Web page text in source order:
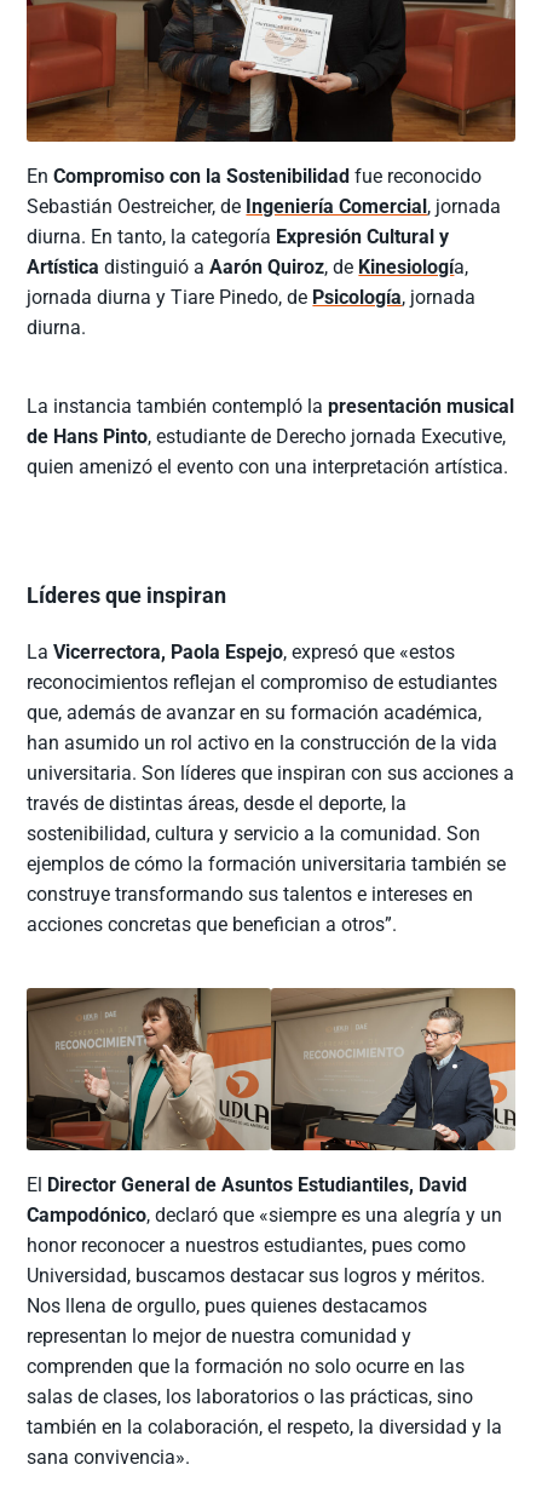
EnCompromiso con la Sostenibilidad fue reconocido
Sebastián Oestreicher, de Ingeniería Comercial, jornada
diurna. En tanto, la categoría Expresión Cultural y
Artística distinguió aAarón Quiroz, de Kinesiología,
jornada diurna y Tiare Pinedo, de Psicología, jornada
diurna.
La instancia también contempló lapresentación musical
de Hans Pinto, estudiante de Derecho jornada Executive,
quien amenizó el evento con una interpretación artística.
Líderes que inspiran
LaVicerrectora, Paola Espejo, expresó que «estos
reconocimientos reflejan el compromiso de estudiantes
que, además de avanzar en su formación académica,
han asumido un rol activo en la construcción de la vida
universitaria. Son líderes que inspiran con sus acciones a
través de distintas áreas, desde el deporte, la
sostenibilidad, cultura y servicio a la comunidad. Son
ejemplos de cómo la formación universitaria también se
construye transformando sus talentos e intereses en
acciones concretas que benefician a otros”.
El Director General de Asuntos Estudiantiles, David
Campodónico, declaró que «siempre es una alegría y un
honor reconocer a nuestros estudiantes, pues como
Universidad, buscamos destacar sus logros y méritos.
Nos llena de orgullo, pues quienes destacamos
representan lo mejor de nuestra comunidad y
comprenden que la formación no solo ocurre en las
salas de clases, los laboratorios o las prácticas, sino
también en la colaboración, el respeto, la diversidad y la
sana convivencia».